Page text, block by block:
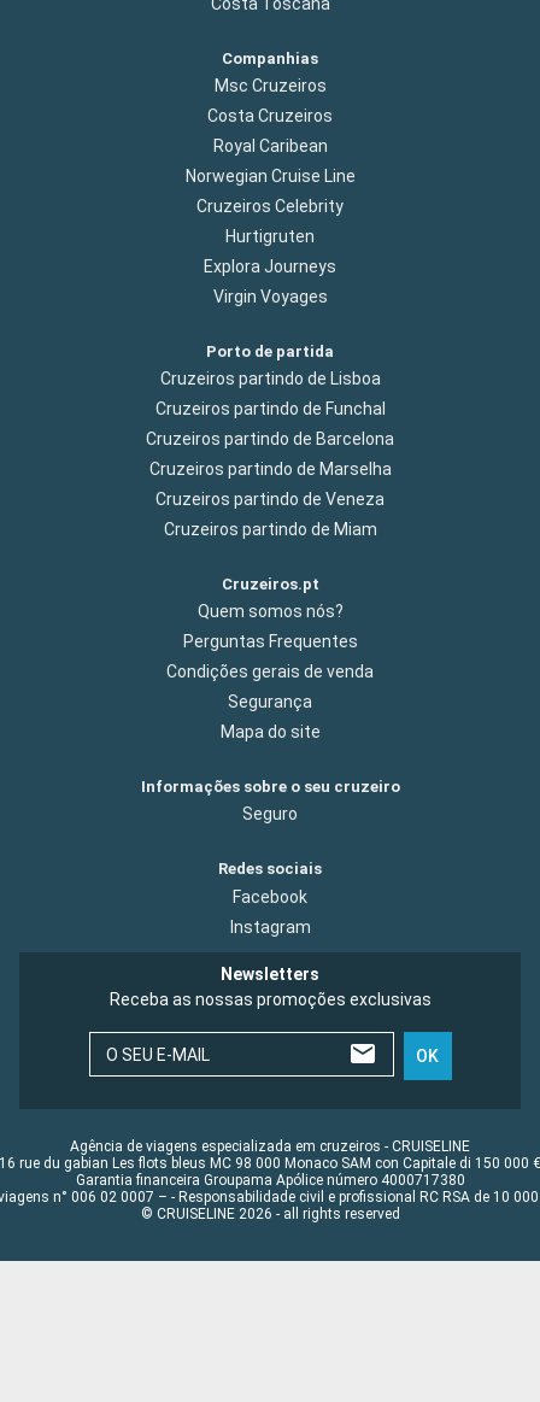
Companhias
Msc Cruzeiros
Costa Cruzeiros
Royal Caribean
Norwegian Cruise Line
Cruzeiros Celebrity
Hurtigruten
Explora Journeys
Virgin Voyages
Porto de partida
Cruzeiros partindo de Lisboa
Cruzeiros partindo de Funchal
Cruzeiros partindo de Barcelona
Cruzeiros partindo de Marselha
Cruzeiros partindo de Veneza
Cruzeiros partindo de Miam
Cruzeiros.pt
Quem somos nós?
Perguntas Frequentes
Condições gerais de venda
Segurança
Mapa do site
Informações sobre o seu cruzeiro
Seguro
Redes sociais
Facebook
Instagram
Newsletters
Receba as nossas promoções exclusivas
O SEU E-MAIL OK
Agência de viagens especializada em cruzeiros - CRUISELINE
16 rue du gabian Les flots bleus MC 98 000 Monaco SAM con Capitale di 150 000 €
Garantia financeira Groupama Apólice número 4000717380
n° 006 02 0007 – - Responsabilidade civil e profissional RC RSA de 10 000
© CRUISELINE 2026 - all rights reserved